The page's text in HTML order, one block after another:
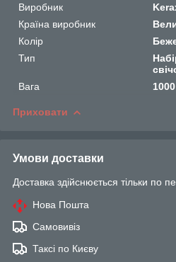
Виробник
Країна виробник
Колір
Тип
Вага
Приховати
Умови доставки
Доставка здійснюється тільки по
Нова Пошта
Самовивіз
Таксі по Києву